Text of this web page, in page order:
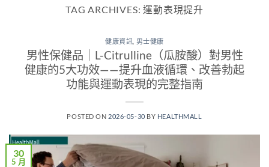
TAG ARCHIVES:運動表現提升
健康資訊 男士健康
男性保健品｜L-Citrulline（瓜胺酸）對男性
健康的5大功效——提升血液循環、改善勃起
功能與運動表現的完整指南
POSTED ON 2026-05-30 BY HEALTHMALL
30
5 月